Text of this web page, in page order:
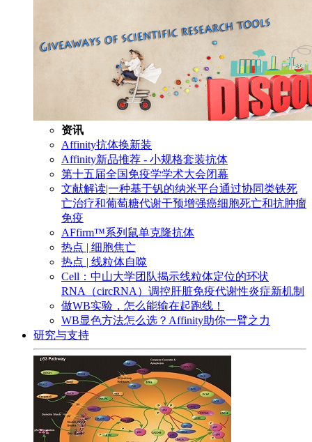
资讯
Affinity抗体换新装
Affinity新品推荐 - 小规格套装抗体
第十五届全国免疫学学术大会闭幕
文献解读|一种基于钒的纳米平台通过协同类铁死
亡治疗和葡萄糖代谢干预增强癌细胞死亡和抗肿瘤
免疫
AFfirm™系列鼠单克隆抗体
热点 | 细胞焦亡
热点 | 线粒体自噬
Cell：中山大学团队揭示线粒体定位的环状
RNA（circRNA）调控肝脏免疫代谢性炎症新机制
做WB实验，怎么能输在起跑线！
WB显色方法怎么选？Affinity助你一臂之力
研究与支持